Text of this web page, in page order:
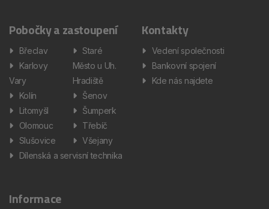
Pobočky a zastoupení
Břeclav
Karlovy
Vary
Kolín
Litomyšl
Olomouc
Slušovice
Staré
Město u Uh.
Hradiště
Šenov
Šumperk
Třebíč
Všejany
Dílenská a servisní technika
Kontakty
Vedení společnosti
Bankovní spojení
Kde nás najdete
Informace